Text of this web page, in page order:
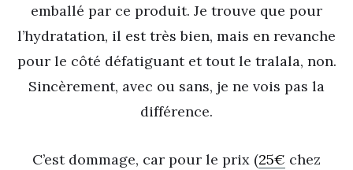
emballé par ce produit. Je trouve que pour
l’hydratation, il est très bien, mais en revanche
pour le côté défatiguant et tout le tralala, non.
Sincèrement, avec ou sans, je ne vois pas la
différence.
C’est dommage, car pour le prix (25€ chez